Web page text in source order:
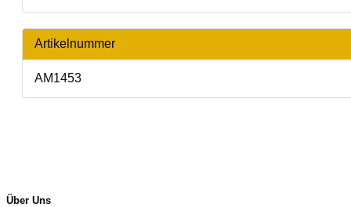
Artikelnummer
AM1453
Über Uns